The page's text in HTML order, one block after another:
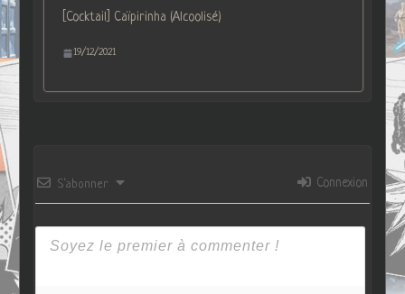
[Cocktail] Caïpirinha (Alcoolisé)
19/12/2021
S’abonner Connexion